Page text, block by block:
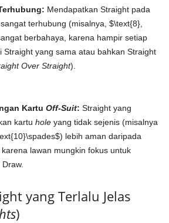
Mendapatkan Straight pada
terhubung (misalnya, $\text{8},
berbahaya, karena hampir setiap
Straight yang sama atau bahkan Straight
Over Straight).
Kartu Off-Suit: Straight yang
kartu hole yang tidak sejenis (misalnya
) lebih aman daripada
lawan mungkin fokus untuk
Draw.
yang Terlalu Jelas
)